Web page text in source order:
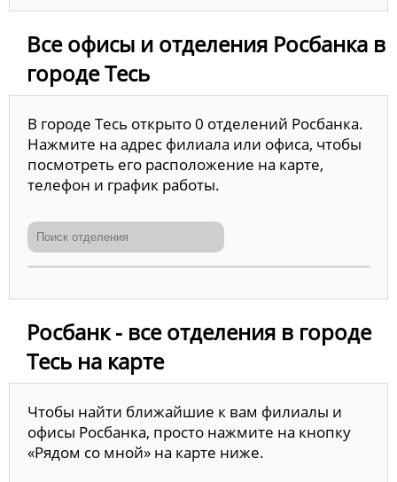
Все офисы и отделения Росбанка в
городе Тесь
В городе Тесь открыто 0 отделений Росбанка.
Нажмите на адрес филиала или офиса, чтобы
посмотреть его расположение на карте,
телефон и график работы.
Росбанк - все отделения в городе
Тесь на карте
Чтобы найти ближайшие к вам филиалы и
офисы Росбанка, просто нажмите на кнопку
«Рядом со мной» на карте ниже.